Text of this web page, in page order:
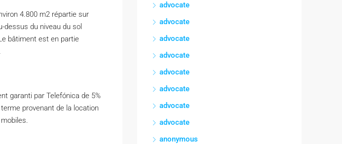
4.800 m2 répartie sur
dessus du niveau du sol
bâtiment est en partie
garanti par Telefónica de 5%
provenant de la location
advocate
advocate
advocate
advocate
advocate
advocate
advocate
advocate
anonymous